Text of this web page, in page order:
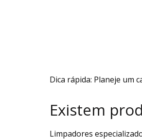
Dica rápida: Planeje um
Existem
Limpadores